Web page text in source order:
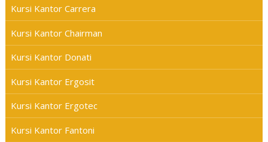
Kursi Kantor Carrera
Kursi Kantor Chairman
Kursi Kantor Donati
Kursi Kantor Ergosit
Kursi Kantor Ergotec
Kursi Kantor Fantoni